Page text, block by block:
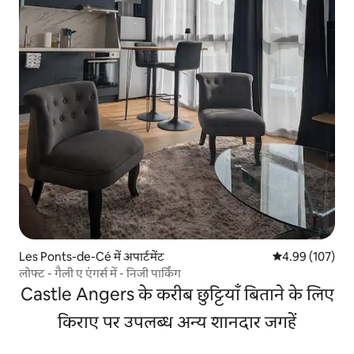
Les Ponts-de-Cé में अपार्टमेंट औसत रेटिंग 5 में से
4.99 (107)
लोफ्ट - गैली ए एंगर्स में - निजी पार्किंग
Castle Angers के करीब छुट्टियाँ बिताने के लिए
किराए पर उपलब्ध अन्य शानदार जगहें